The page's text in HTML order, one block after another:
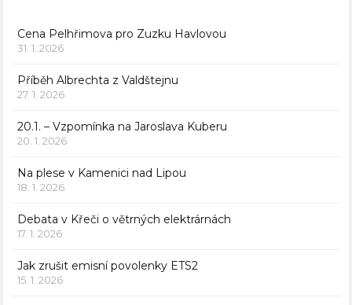
Cena Pelhřimova pro Zuzku Havlovou
31. 1. 2026
Příběh Albrechta z Valdštejnu
27. 1. 2026
20.1. – Vzpomínka na Jaroslava Kuberu
20. 1. 2026
Na plese v Kamenici nad Lipou
18. 1. 2026
Debata v Křeči o větrných elektrárnách
17. 1. 2026
Jak zrušit emisní povolenky ETS2
15. 1. 2026